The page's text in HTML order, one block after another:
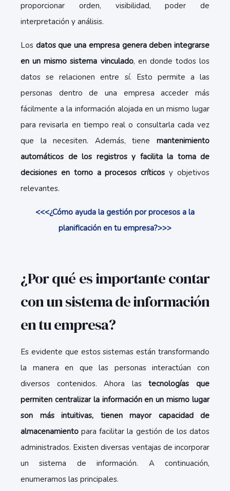
proporcionar orden, visibilidad, poder de
interpretación y análisis.
Los datos que una empresa genera deben integrarse
en un mismo sistema vinculado, en donde todos los
datos se relacionen entre sí. Esto permite a las
personas dentro de una empresa acceder más
fácilmente a la información alojada en un mismo lugar
para revisarla en tiempo real o consultarla cada vez
que la necesiten. Además, tiene mantenimiento
automáticos de los registros y facilita la toma de
decisiones en torno a procesos críticos y objetivos
relevantes.
<<<¿Cómo ayuda la gestión por procesos a la
planificación en tu empresa?>>>
¿Por qué es importante contar
con un sistema de información
en tu empresa?
Es evidente que estos sistemas están transformando
la manera en que las personas interactúan con
diversos contenidos. Ahora lastecnologías que
permiten centralizar la información en un mismo lugar
son más intuitivas, tienen mayor capacidad de
almacenamiento para facilitar la gestión de los datos
administrados. Existen diversas ventajas de incorporar
un sistema de información. A continuación,
enumeramos las principales.